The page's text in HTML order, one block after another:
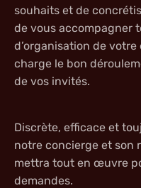
souhaits et de
de vous accompagner
d’organisation de votre
charge le bon
de vos invités.
Discrète, efficace et
notre concierge et son
mettra tout en œuvre
demandes.